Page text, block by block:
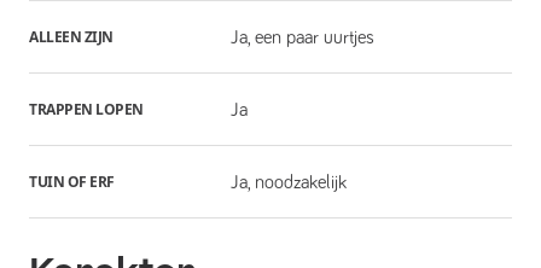
ALLEEN ZIJN Ja, een paar uurtjes
TRAPPEN LOPEN Ja
TUIN OF ERF Ja, noodzakelijk